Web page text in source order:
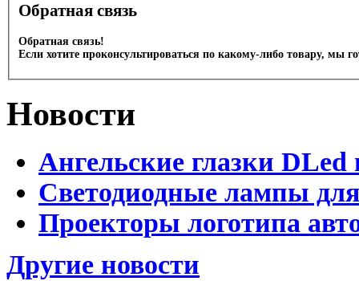
Обратная связь
Обратная связь!
Если хотите проконсультироваться по какому-либо товару, мы
Новости
Ангельские глазки DLed
Светодиодные лампы
Проекторы логотипа
Другие новости